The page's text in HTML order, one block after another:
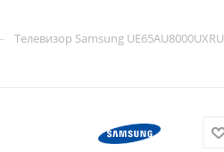
Телевизор Samsung UE65AU8000UXRU